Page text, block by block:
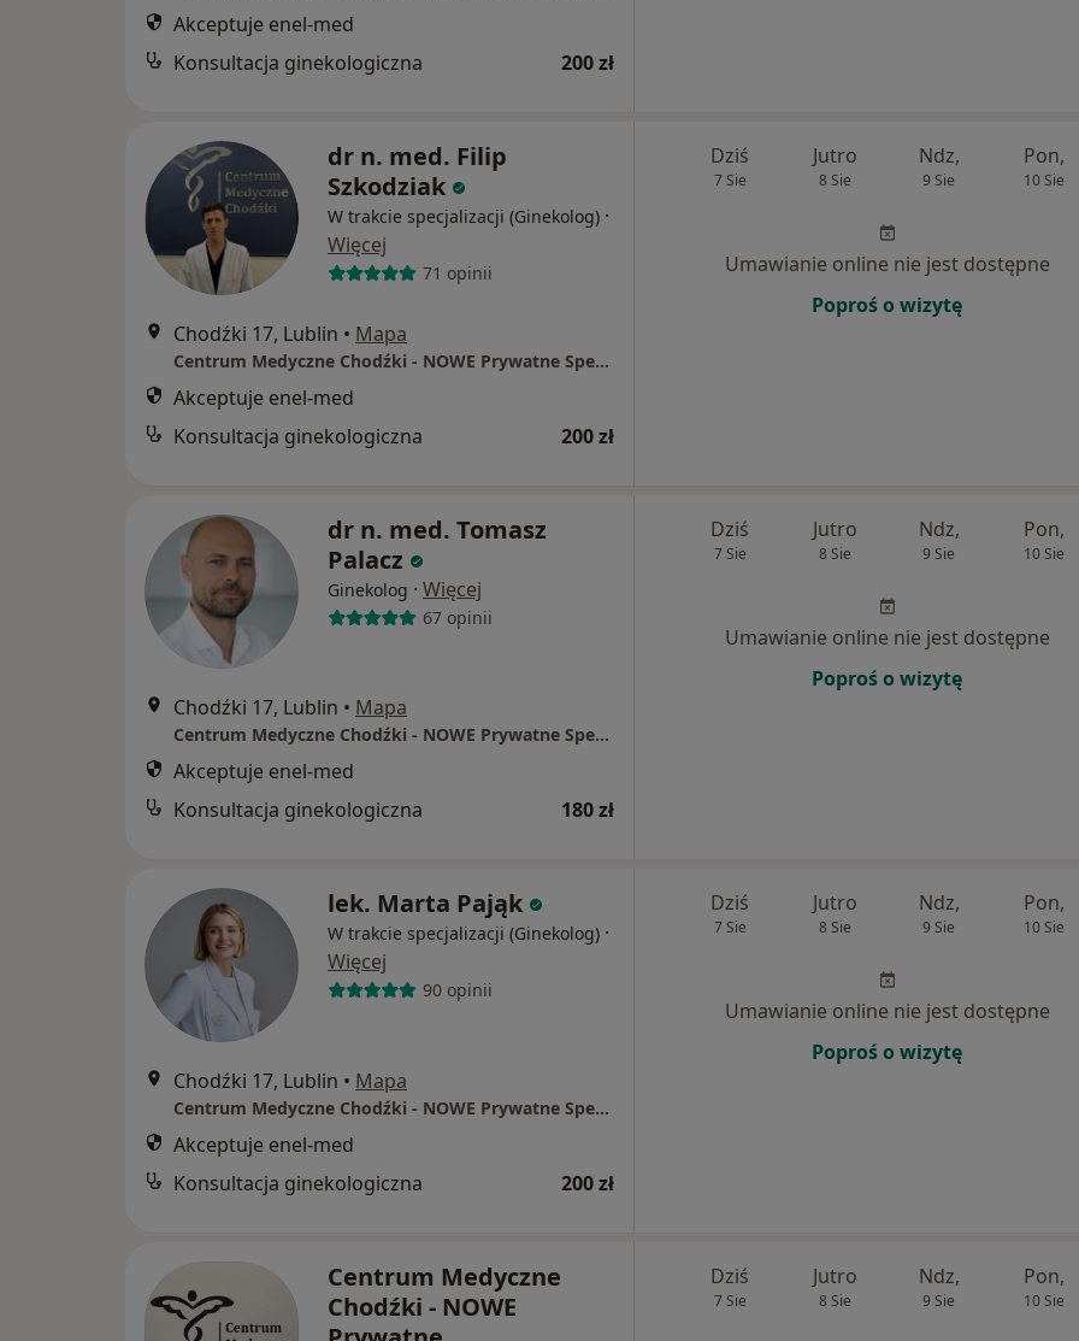
Akceptuje enel-med
Konsultacja ginekologiczna
200 zł
dr n. med. Filip
Szkodziak
W trakcie specjalizacji (Ginekolog) ·
Więcej
71 opinii
Chodźki 17, Lublin • Mapa
Centrum Medyczne Chodźki - NOWE Prywatne Specjalistyczne Gabinety Lekarskie
Akceptuje enel-med
Konsultacja ginekologiczna
200 zł
Dziś
7 Sie
Jutro
8 Sie
Ndz,
9 Sie
Pon,
10 Sie
Umawianie online nie jest dostępne
Poproś o wizytę
dr n. med. Tomasz
Palacz
Ginekolog · Więcej
67 opinii
Chodźki 17, Lublin • Mapa
Centrum Medyczne Chodźki - NOWE Prywatne Specjalistyczne Gabinety Lekarskie
Akceptuje enel-med
Konsultacja ginekologiczna
180 zł
Dziś
7 Sie
Jutro
8 Sie
Ndz,
9 Sie
Pon,
10 Sie
Umawianie online nie jest dostępne
Poproś o wizytę
lek. Marta Pająk
W trakcie specjalizacji (Ginekolog) ·
Więcej
90 opinii
Chodźki 17, Lublin • Mapa
Centrum Medyczne Chodźki - NOWE Prywatne Specjalistyczne Gabinety Lekarskie
Akceptuje enel-med
Konsultacja ginekologiczna
200 zł
Dziś
7 Sie
Jutro
8 Sie
Ndz,
9 Sie
Pon,
10 Sie
Umawianie online nie jest dostępne
Poproś o wizytę
Centrum Medyczne
Chodźki - NOWE
Dziś
7 Sie
Jutro
8 Sie
Ndz,
9 Sie
Pon,
10 Sie